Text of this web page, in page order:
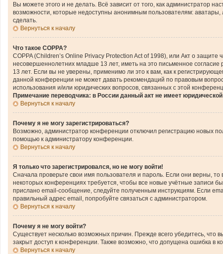
Вы можете этого и не делать. Всё зависит от того, как администратор
возможности, которые недоступны анонимным пользователям: аватары,
сделать.
Вернуться к началу
Что такое COPPA?
COPPA (Children’s Online Privacy Protection Act of 1998), или Акт о
несовершеннолетних младше 13 лет, иметь на это письменное
13 лет. Если вы не уверены, применимо ли это к вам, как к
данной конференции не может давать рекомендаций по правовым
использования и/или юридических вопросов, связанных с этой
Примечание переводчика: в России данный акт не имеет
Вернуться к началу
Почему я не могу зарегистрироваться?
Возможно, администратор конференции отключил регистрацию новых
помощью к администратору конференции.
Вернуться к началу
Я только что зарегистрировался, но не могу войти!
Сначала проверьте свои имя пользователя и пароль. Если они верны,
некоторых конференциях требуется, чтобы все новые учётные записи
прислано email-сообщение, следуйте полученным инструкциям. Если
правильный адрес email, попробуйте связаться с администратором.
Вернуться к началу
Почему я не могу войти?
Существует несколько возможных причин. Прежде всего убедитесь,
закрыт доступ к конференции. Также возможно, что допущена ошибка в
Вернуться к началу